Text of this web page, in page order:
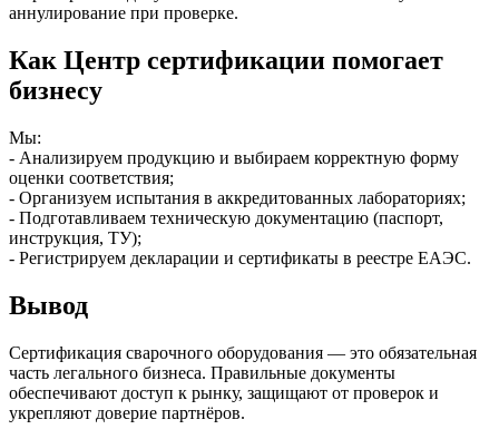
аннулирование при проверке.
Как Центр сертификации помогает
бизнесу
Мы:
- Анализируем продукцию и выбираем корректную форму
оценки соответствия;
- Организуем испытания в аккредитованных лабораториях;
- Подготавливаем техническую документацию (паспорт,
инструкция, ТУ);
- Регистрируем декларации и сертификаты в реестре ЕАЭС.
Вывод
Сертификация сварочного оборудования — это обязательная
часть легального бизнеса. Правильные документы
обеспечивают доступ к рынку, защищают от проверок и
укрепляют доверие партнёров.